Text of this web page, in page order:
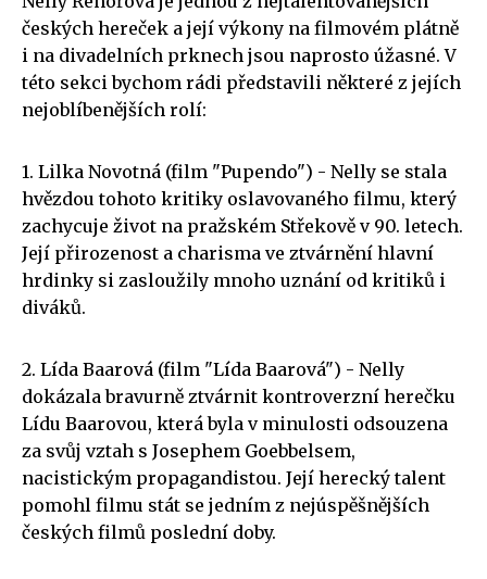
českých hereček a její výkony na filmovém plátně
i na divadelních prknech jsou naprosto úžasné. V
této sekci bychom rádi představili některé z jejích
nejoblíbenějších rolí:
1. Lilka Novotná (film "Pupendo") - Nelly se stala
hvězdou tohoto kritiky oslavovaného filmu, který
zachycuje život na pražském Střekově v 90. letech.
Její přirozenost a charisma ve ztvárnění hlavní
hrdinky si zasloužily mnoho uznání od kritiků i
diváků.
2. Lída Baarová (film "Lída Baarová") - Nelly
dokázala bravurně ztvárnit kontroverzní herečku
Lídu Baarovou, která byla v minulosti odsouzena
za svůj vztah s Josephem Goebbelsem,
nacistickým propagandistou. Její herecký talent
pomohl filmu stát se jedním z nejúspěšnějších
českých filmů poslední doby.